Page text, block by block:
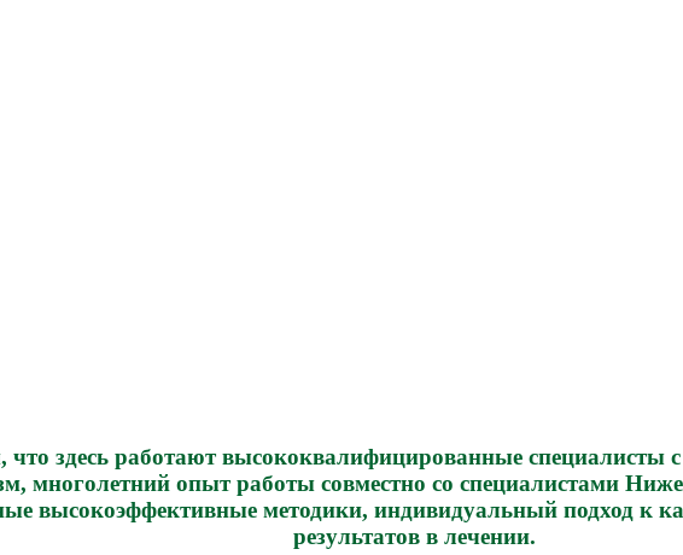
что здесь работают высококвалифицированные
многолетний опыт работы совместно со специалистами
высокоэффективные методики, индивидуальный подход к
результатов в лечении.